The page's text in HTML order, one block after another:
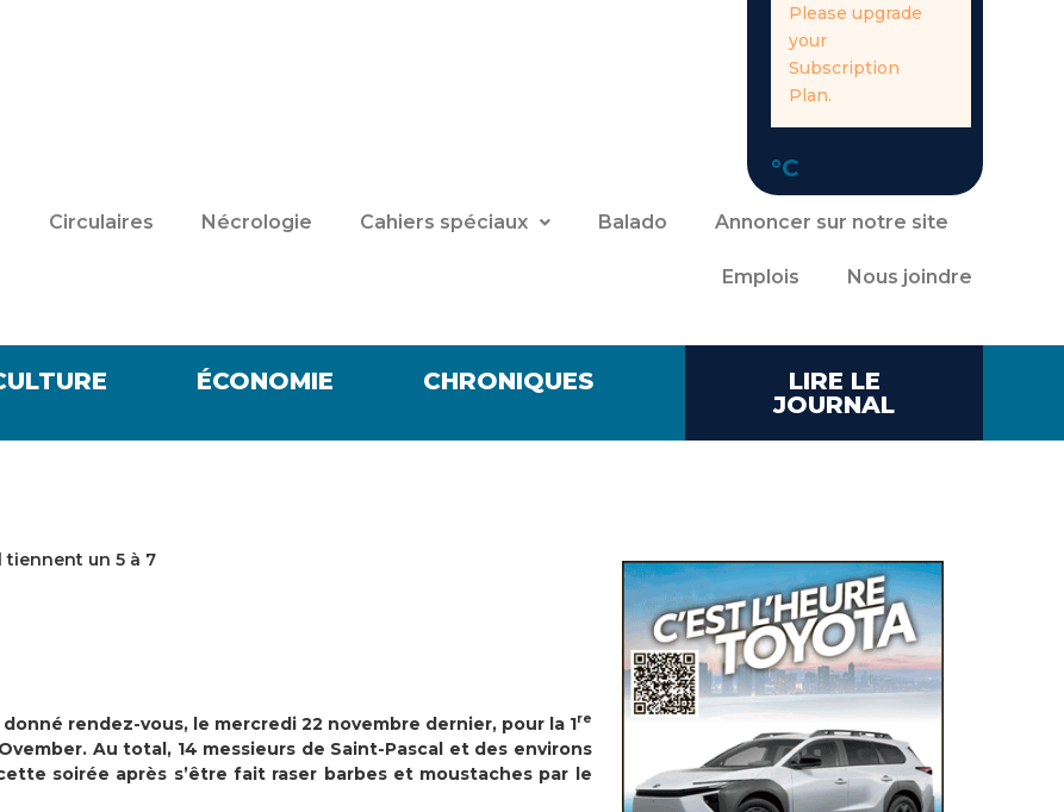
Please upgrade
your
Subscription
Plan.
°C
Circulaires Nécrologie Cahiers spéciaux Balado Annoncer sur notre site
Emplois Nous joindre
ÉCONOMIE
CHRONIQUES
LIRE LE
JOURNAL
tiennent un 5 à 7
rendez-vous, le mercredi 22 novembre dernier, pour la 1re
Au total, 14 messieurs de Saint-Pascal et des environs
soirée après s’être fait raser barbes et moustaches par le